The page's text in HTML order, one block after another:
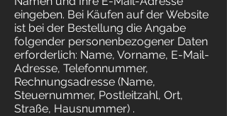
eingeben. Bei Käufen auf der Website
ist bei der Bestellung die Angabe
folgender personenbezogener Daten
erforderlich: Name, Vorname, E-Mail-
Adresse, Telefonnummer,
Rechnungsadresse (Name,
Steuernummer, Postleitzahl, Ort,
Straße, Hausnummer) .